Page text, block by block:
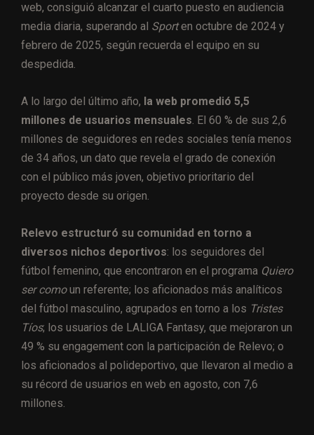
web, consiguió alcanzar el cuarto puesto en audiencia
media diaria, superando al Sporten octubre de 2024 y
febrero de 2025, según recuerda el equipo en su
despedida.
A lo largo del último año, la web promedió 5,5
millones de usuarios mensuales. El 60 % de sus 2,6
millones de seguidores en redes sociales tenía menos
de 34 años, un dato que revela el grado de conexión
con el público más joven, objetivo prioritario del
proyecto desde su origen.
Relevo estructuró su comunidad en torno a
diversos nichos deportivos: los seguidores del
fútbol femenino, que encontraron en el programa Quiero
ser comoun referente; los aficionados más analíticos
del fútbol masculino, agrupados en torno a los Tristes
Tíos; los usuarios de LALIGA Fantasy, que mejoraron un
49 % su engagement con la participación de Relevo; o
los aficionados al polideportivo, que llevaron al medio a
su récord de usuarios en web en agosto, con 7,6
millones.